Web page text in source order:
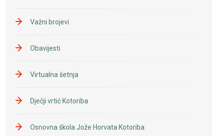
Važni brojevi
Obavijesti
Virtualna šetnja
Dječji vrtić Kotoriba
Osnovna škola Jože Horvata Kotoriba